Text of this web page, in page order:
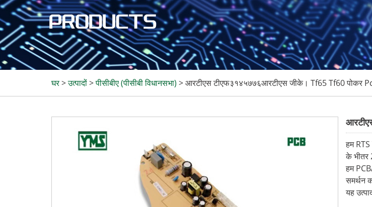
घर>उत्पादों>पीसीबीए (पीसीबी विधानसभा) >आरटीएस टीएफ३१४५७७६आरटीएस जीके। Tf65 Tf60 पोकर
हम
के भीतर
हम
समर्थन
यह